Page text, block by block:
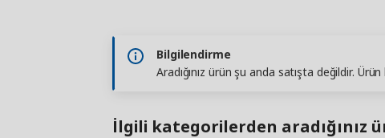
Bilgilendirme
Aradığınız ürün şu anda satışta değildir.
İlgili kategorilerden aradığınız